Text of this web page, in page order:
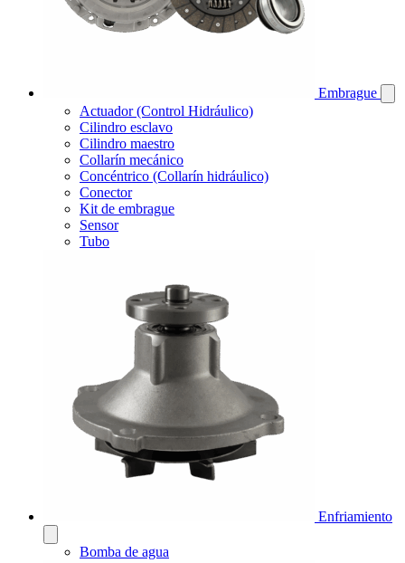
Embrague
Actuador (Control Hidráulico)
Cilindro esclavo
Cilindro maestro
Collarín mecánico
Concéntrico (Collarín hidráulico)
Conector
Kit de embrague
Sensor
Tubo
Enfriamiento
Bomba de agua